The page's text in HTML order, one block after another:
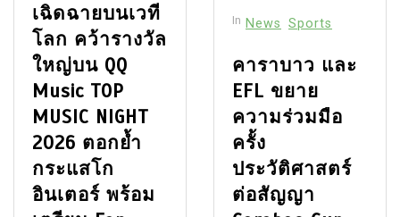
เฉิดฉายบนเวที
โลก คว้ารางวัล
ใหญ่บน QQ
Music TOP
MUSIC NIGHT
2026 ตอกย้ำ
กระแสโก
อินเตอร์ พร้อม
In News Sports
คาราบาว และ
EFL ขยาย
ความร่วมมือ
ครั้ง
ประวัติศาสตร์
ต่อสัญญา